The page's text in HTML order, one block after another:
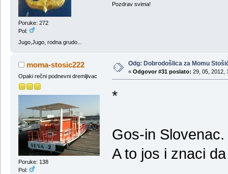
Poruke: 272
Pol:
Jugo,Jugo, rodna grudo...
Pozdrav svima!
moma-stosic222
Opaki rečni podnevni dremljivac
Poruke: 138
Pol:
Odg: Dobrodošlica za Momu
« Odgovor #31 poslato: 29, 05, 2012,
*
Gos-in
A to jos i znaci